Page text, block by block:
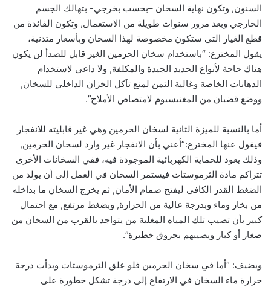
السنون, وتكون نهاية السخان –بحسب بخرجي- بتهالك الجسم
الخارجي وبعد مرور سنوات طويلة من الاستعمال, وتكون الفائدة من
قطع الغيار التي ستكون مخصوصة لهذا السخان وبأسعار متدنية،
يقول المخترع: “باستخدام سخان الحرمين الغير قابل للصدأ لن يكون
هناك حاجة لأنواع الحديد الجيدة والمكلفة, ولا داعي لاستخدام
الدهانات الخاصة وغالية الثمن لمنع تآكل الخزان الداخلي للسخان,
ووضع قضبان من المغنيسيوم لامتصاص الأملاح”.
أما بالنسبة للميزة الثانية لسخان الحرمين وهي غير قابليته للانفجار
فيقول عنها المخترع:”أعني بأن الانفجار غير وارد لسخان الحرمين,
وذلك يعود للحماية الكهربائية الموجودة فيه، ففي السخانات الأخرى
تتراكم مادة الثرموستات فيستمر السخان في العمل إلى أن يولد من
الضغط القدر الكافي ليفتح صمام الأمان, ثم يخرج السخان ما بداخله
من بخار وماء وبدرجة عالية من الحرارة, وبضغط مرتفع, مع احتمال
كبير بأن تصيب تلك المياه المغلية من يتواجد بالقرب من السخان من
صغار أو كبار ويصيبهم بحروق خطيرة”.
ويضيف: “أما في سخان الحرمين فلو علق الثرموستات وبدأت درجة
حرارة ماء السخان في الارتفاع إلى درجة تشكل خطورة على